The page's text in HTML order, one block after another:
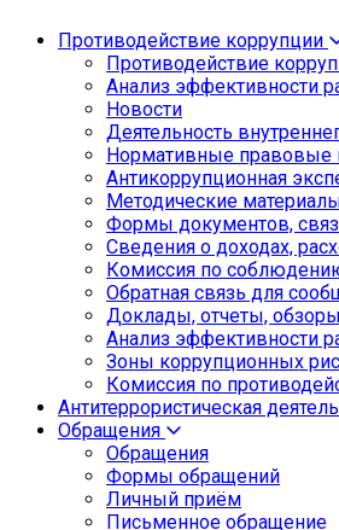
Противодействие коррупции
Противодействие
Анализ эффективности
Новости
Деятельность
Нормативные правовые
Антикоррупционная
Методические
Формы документов,
Сведения о доходах,
Комиссия по
Обратная связь для
Доклады, отчеты,
Анализ эффективности
Зоны коррупционных
Комиссия по
Антитеррористическая
Обращения
Обращения
Формы обращений
Личный приём
Письменное обращение